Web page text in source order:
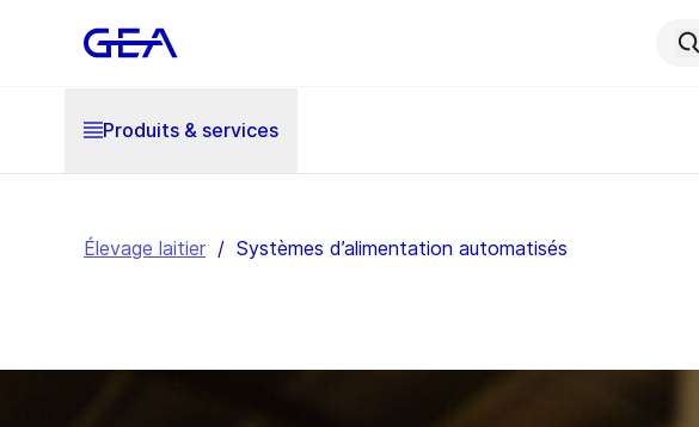
Produits & services
Élevage laitier / Systèmes d’alimentation automatisés